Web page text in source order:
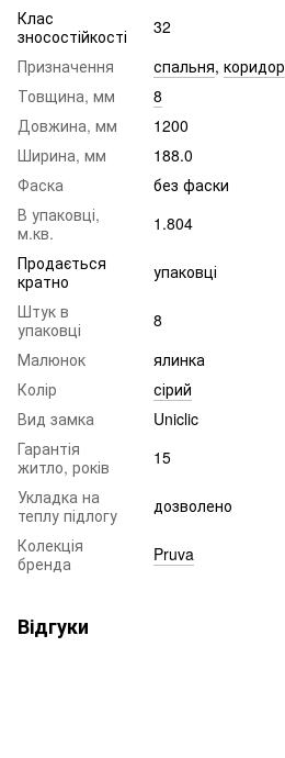
Клас
зносостійкості
32
Призначення
спальня, коридор
Товщина, мм
8
Довжина, мм
1200
Ширина, мм
188.0
Фаска
без фаски
В упаковці,
м.кв.
1.804
Продається
кратно
упаковці
Штук в
упаковці
8
Малюнок
ялинка
Колір
сірий
Вид замка
Uniclic
Гарантія
житло, років
15
Укладка на
теплу підлогу
дозволено
Колекція
бренда
Pruva
Відгуки